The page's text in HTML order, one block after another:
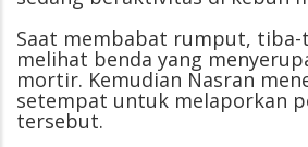
Saat membabat rumput, tiba-
melihat benda yang
mortir. Kemudian Nasran
setempat untuk melaporkan
tersebut.